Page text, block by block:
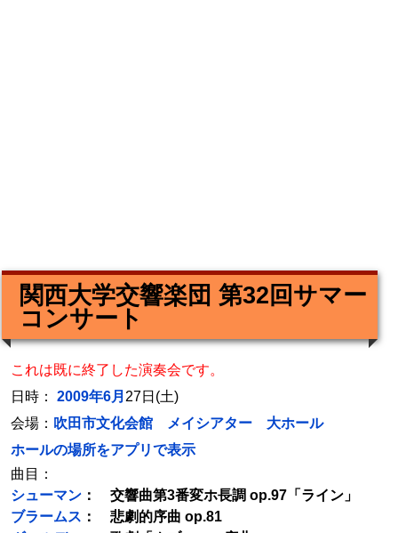
関西大学交響楽団 第32回サマー
コンサート
これは既に終了した演奏会です。
日時： 2009年6月 27日(土)
会場： 吹田市文化会館 メイシアター 大ホール
ホールの場所をアプリで表示
曲目：
シューマン ： 交響曲第3番変ホ長調 op.97「ライン」
ブラームス ： 悲劇的序曲 op.81